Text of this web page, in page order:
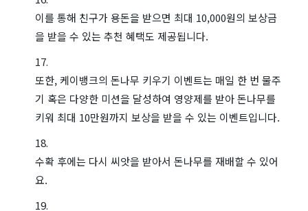
이를 통해 친구가 용돈을 받으면 최대 10,000원의 보상금
을 받을 수 있는 추천 혜택도 제공됩니다.
또한, 케이뱅크의 돈나무 키우기 이벤트는 매일 한 번 물주
기 혹은 다양한 미션을 달성하여 영양제를 받아 돈나무를
키워 최대 10만원까지 보상을 받을 수 있는 이벤트입니다.
수확 후에는 다시 씨앗을 받아서 돈나무를 재배할 수 있어
요.